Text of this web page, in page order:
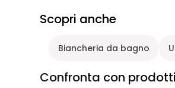
Scopri anche
Biancheria da bagno
Confronta con